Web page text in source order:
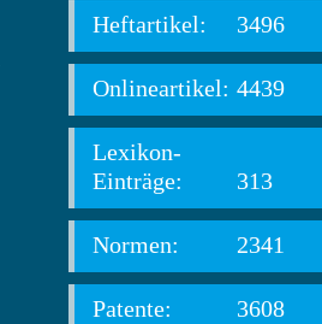
Heftartikel: 3496
Onlineartikel: 4439
Lexikon-
Einträge:
313
Normen: 2341
Patente: 3608